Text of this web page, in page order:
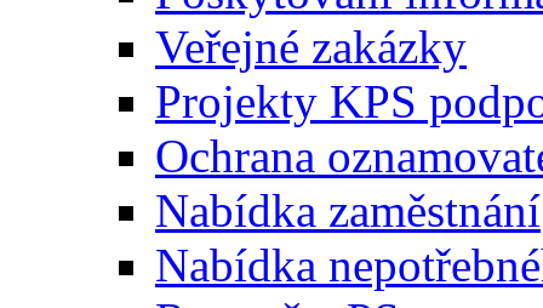
Veřejné zakázky
Projekty KPS
Ochrana
Nabídka zaměstnání
Nabídka